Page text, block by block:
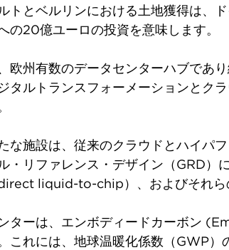
トとベルリンにおける土地獲得は、
の20億ユーロの投資を意味します。
欧州有数のデータセンターハブであ
タルトランスフォーメーションとク
な施設は、従来のクラウドとハイパ
・リファレンス・デザイン（GRD）
liquid-to-chip）、およびそれら
ターは、エンボディードカーボン
これには、地球温暖化係数（GWP